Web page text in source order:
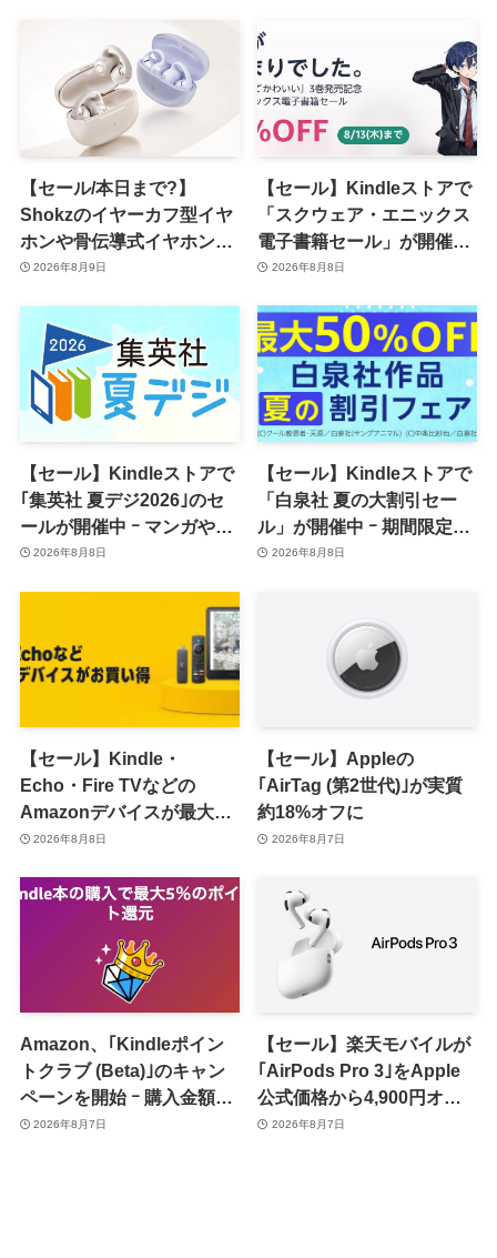
【セール/本日まで?】
Shokzのイヤーカフ型イヤ
ホンや骨伝導式イヤホンが
一律10％のポイント還元に
2026年8月9日
【セール】Kindleストアで
「スクウェア・エニックス
電子書籍セール」が開催中
ｰ コミックやゲーム関連書
2026年8月8日
【セール】Kindleストアで
｢集英社 夏デジ2026｣のセ
ールが開催中 ｰ マンガや写
真集など1,000冊以上が
2026年8月8日
【セール】Kindleストアで
「白泉社 夏の大割引セー
ル」が開催中 ｰ 期間限定
70％オフや全巻50％オフな
2026年8月8日
【セール】Kindle・
Echo・Fire TVなどの
Amazonデバイスが最大
31%オフに
2026年8月8日
【セール】Appleの
｢AirTag (第2世代)｣が実質
約18%オフに
2026年8月7日
Amazon、｢Kindleポイン
トクラブ (Beta)｣のキャン
ペーンを開始 ｰ 購入金額に
応じて来月のポイント還元
2026年8月7日
【セール】楽天モバイルが
｢AirPods Pro 3｣をApple
公式価格から4,900円オフ
で販売中
2026年8月7日